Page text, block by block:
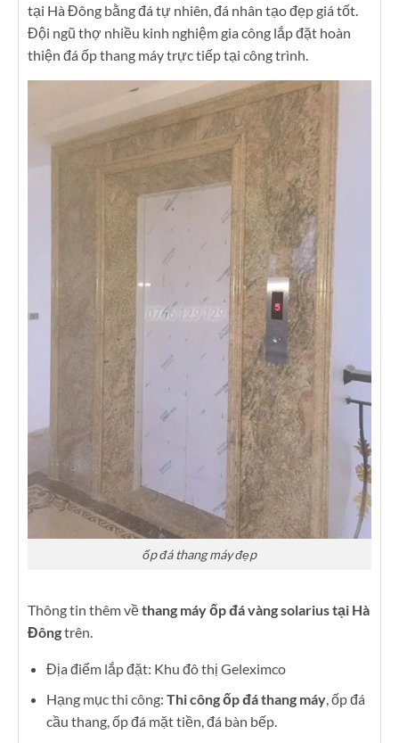
tại Hà Đông bằng đá tự nhiên, đá nhân tạo đẹp giá tốt.
Đội ngũ thợ nhiều kinh nghiệm gia công lắp đặt hoàn
thiện đá ốp thang máy trực tiếp tại công trình.
ốp đá thang máy đẹp
Thông tin thêm vềthang máy ốp đá vàng solarius tại Hà
Đôngtrên.
Địa điểm lắp đặt: Khu đô thị Geleximco
Hạng mục thi công: Thi công ốp đá thang máy, ốp đá
cầu thang, ốp đá mặt tiền, đá bàn bếp.